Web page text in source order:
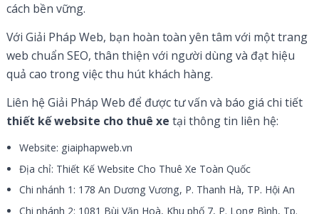
cách bền vững.
Với Giải Pháp Web, bạn hoàn toàn yên tâm với một trang
web chuẩn SEO, thân thiện với người dùng và đạt hiệu
quả cao trong việc thu hút khách hàng.
Liên hệ Giải Pháp Web để được tư vấn và báo giá chi tiết
thiết kế website cho thuê xe tại thông tin liên hệ:
Website: giaiphapweb.vn
Địa chỉ: Thiết Kế Website Cho Thuê Xe Toàn Quốc
Chi nhánh 1: 178 An Dương Vương, P. Thanh Hà, TP. Hội An
Chi nhánh 2: 1081 Bùi Văn Hoà, Khu phố 7, P. Long Bình, Tp.